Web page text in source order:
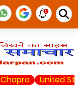
United State